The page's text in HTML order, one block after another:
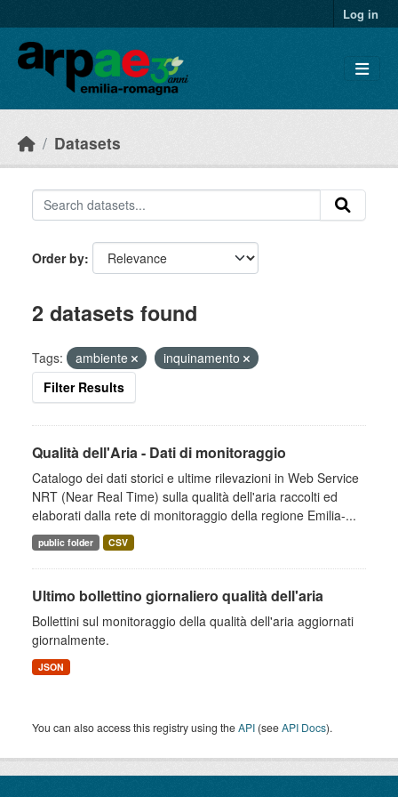
Log in
Datasets
Order by
2 datasets found
Tags: ambiente
inquinamento
Filter Results
Qualità dell'Aria - Dati di monitoraggio
Catalogo dei dati storici e ultime rilevazioni in Web Service
NRT (Near Real Time) sulla qualità dell'aria raccolti ed
elaborati dalla rete di monitoraggio della regione Emilia-...
public folder CSV
Ultimo bollettino giornaliero qualità dell'aria
Bollettini sul monitoraggio della qualità dell'aria aggiornati
giornalmente.
JSON
You can also access this registry using theAPI (seeAPI Docs).